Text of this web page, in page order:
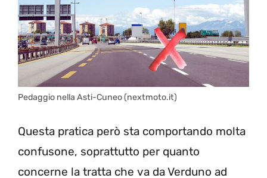
Pedaggio nella Asti-Cuneo (nextmoto.it)
Questa pratica però sta comportando molta
confusone, soprattutto per quanto
concerne la tratta che va da Verduno ad